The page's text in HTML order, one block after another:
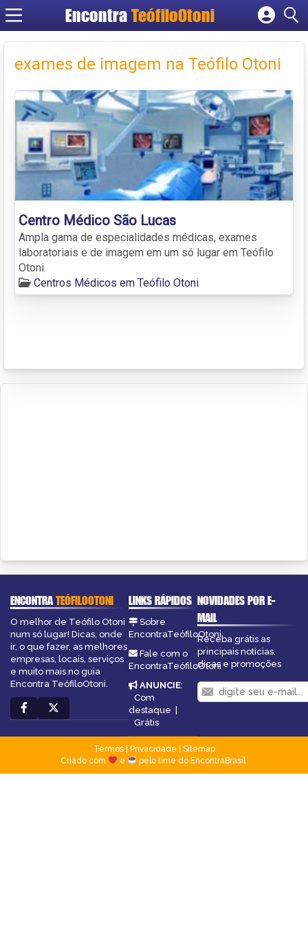
Encontra TeófiloOtoni
Cadastrar empresa
Criar conta
exames de imagem na Teófilo Otoni
Centro Médico São Lucas
Ampla gama de especialidades médicas, exames
laboratoriais e de imagem em um só lugar em Teófilo
Otoni.
Centros Médicos em Teófilo Otoni
ENCONTRATEÓFILOOTONI
O melhor de Teófilo Otoni
num só lugar! Dicas, onde
ir, o que fazer, as melhores
empresas, locais, serviços
e muito mais no guia
Encontra TeófiloOtoni.
LINKS RÁPIDOS
Sobre
EncontraTeófiloOtoni
Fale com o
EncontraTeófiloOtoni
ANUNCIE:
Com
destaque |
Grátis
NOVIDADES POR E-
MAIL
Receba grátis as
principais notícias,
dicas e promoções
Termos| Privacidade
Sitemap
Criado com
e pelo time do EncontraBrasil